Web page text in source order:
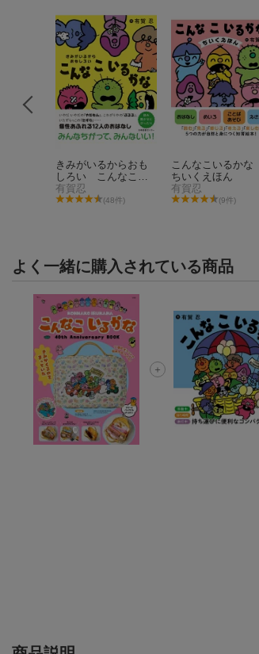
きみがいるからおも
しろい こんなこい
るかな
有賀忍
(48件)
こんなこいるかな
ちいくえほん
有賀忍
(9件)
よく一緒に購入されている商品